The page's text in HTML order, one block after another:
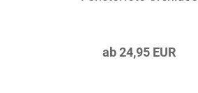
ab 24,95 EUR